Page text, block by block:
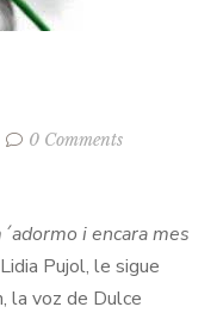
0 Comments
i encara mes
Pujol, le sigue
la voz de Dulce